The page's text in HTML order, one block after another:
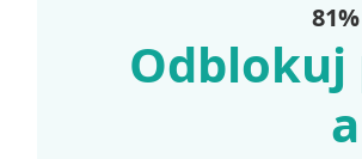
Odblokuj